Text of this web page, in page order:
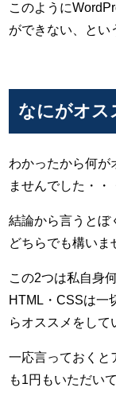
このように
ができない、とい
なにがオス
わかったから何が
ませんでした・・
結論から言うとぼ
どちらでも構いま
この2つは私自身
HTML・CSSは一
らオススメをして
一応言っておくと
も1円もいただい